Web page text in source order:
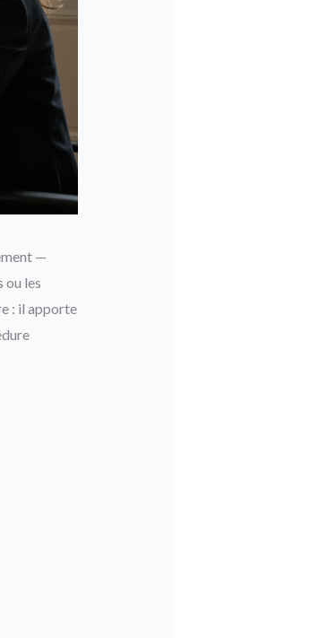
—
ou les
: il apporte